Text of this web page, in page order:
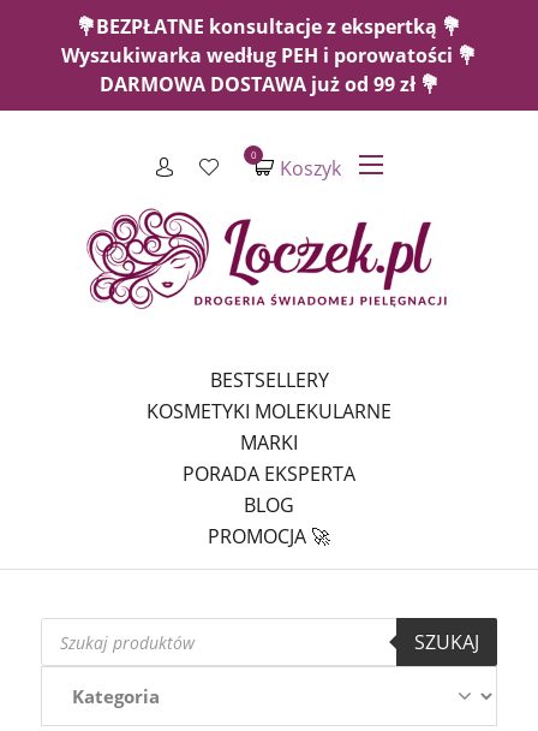
💐BEZPŁATNE konsultacje z ekspertką 💐
Wyszukiwarka według PEH i porowatości 💐
DARMOWA DOSTAWA już od 99 zł 💐
Koszyk
0
BESTSELLERY
KOSMETYKI MOLEKULARNE
MARKI
PORADA EKSPERTA
BLOG
PROMOCJA 🚀
Wyszukiwarka
produktów
SZUKAJ